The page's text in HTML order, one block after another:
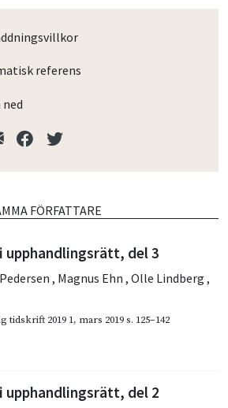
referens
ned
FÖRFATTARE
upphandlingsrätt, del 3
, Magnus Ehn , Olle Lindberg ,
tidskrift 2019 1, mars 2019s. 125–142
upphandlingsrätt, del 2